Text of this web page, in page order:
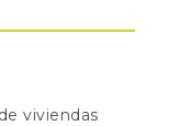
viviendas